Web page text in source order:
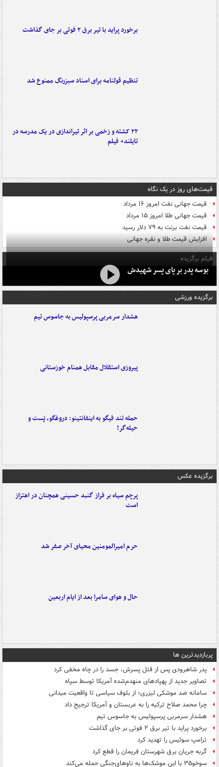
برخورد پراید با تیر برق ۲ فوتی بر جای گذاشت
تنظیم قولنامه برای اسناد سبزرنگ ممنوع شد
۲۲ کشته و زخمی بر اثر تیراندازی در یک مدرسه در
تایلند+ فیلم
قیمت‌های روز در یک نگاه
قیمت جهانی نفت امروز ۱۶ مرداد
قیمت جهانی طلا امروز ۱۵ مرداد
قیمت نفت برنت به ۷۹ دلار رسید
افزایش قیمت طلا و نقره جهانی
فیلم برگزیده
بوسه‌ پدر بر پای پسر شهیدش
برگزیده ورزشی
هشدار سرمربی پرسپولیس به جاسوس تیم
پیروزی استقلال مقابل همنام خوزستانی
حمله تند فیگو به اینفانتینو: دروغگو، پَست‌ و
حیله‌گر!
برگزیده عکس
پرچم سیاه بر فراز گنبد حسینی همچنان در اهتزاز
است
حرم امیرالمومنین محیای آخر صفر شد
حال و هوای سامرا بعد از ایام اربعین
پربازدیدترین ها
پدر شاهرودی پس از قتل پسرش، جسد را در چاه مخفی کرد
تصاویر جدید از پهپادهای منهدم‌شده آمریکا توسط سپاه
سامانه ضد موشکی لیزری؛ از بلوف سیاسی تا واقعیت میدانی
چرا محمد صلاح ترکیه را به عربستان و آمریکا ترجیح داد
هشدار سرمربی پرسپولیس به جاسوس تیم
برخورد پراید با تیر برق ۲ فوتی بر جای گذاشت
ترامپ سوئیس را تهدید کرد
گربه جریان برق شهرستان فریمان را قطع کرد
سوخو۳۵ با این موشک‌ها به ناوهای‌جنگی حمله می‌کند